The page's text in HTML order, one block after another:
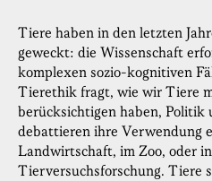
Tiere haben in den letzten
geweckt: die Wissenschaft
komplexen sozio-kognitiven
Tierethik fragt, wie wir Tiere
berücksichtigen haben, Politik
debattieren ihre Verwendung
Landwirtschaft, im Zoo, oder
Tierversuchsforschung. Tiere